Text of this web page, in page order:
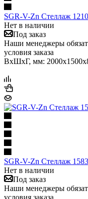
SGR-V-Zn Стеллаж
Нет в наличии
Под заказ
Наши менеджеры
условия заказа
ВхШхГ, мм:
SGR-V-Zn Стеллаж
Нет в наличии
Под заказ
Наши менеджеры
условия заказа